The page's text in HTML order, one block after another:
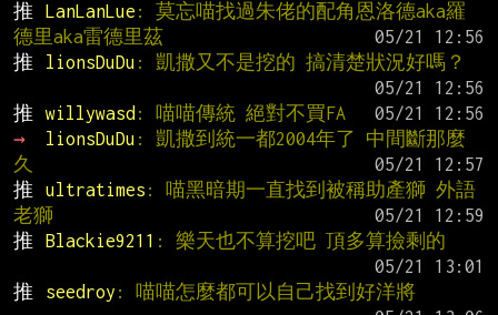
推
LanLanLue : 莫忘喵找過朱佬的配角恩洛德aka羅
德里aka雷德里茲
推
lionsDuDu : 凱撒又不是挖的 搞清楚狀況好嗎？
推
willywasd : 喵喵傳統 絕對不買FA
→
lionsDuDu : 凱撒到統一都2004年了 中間斷那麼
久
推
ultratimes : 喵黑暗期一直找到被稱助產獅 外語
老獅
推
Blackie9211 : 樂天也不算挖吧 頂多算撿剩的
推
seedroy : 喵喵怎麼都可以自己找到好洋將